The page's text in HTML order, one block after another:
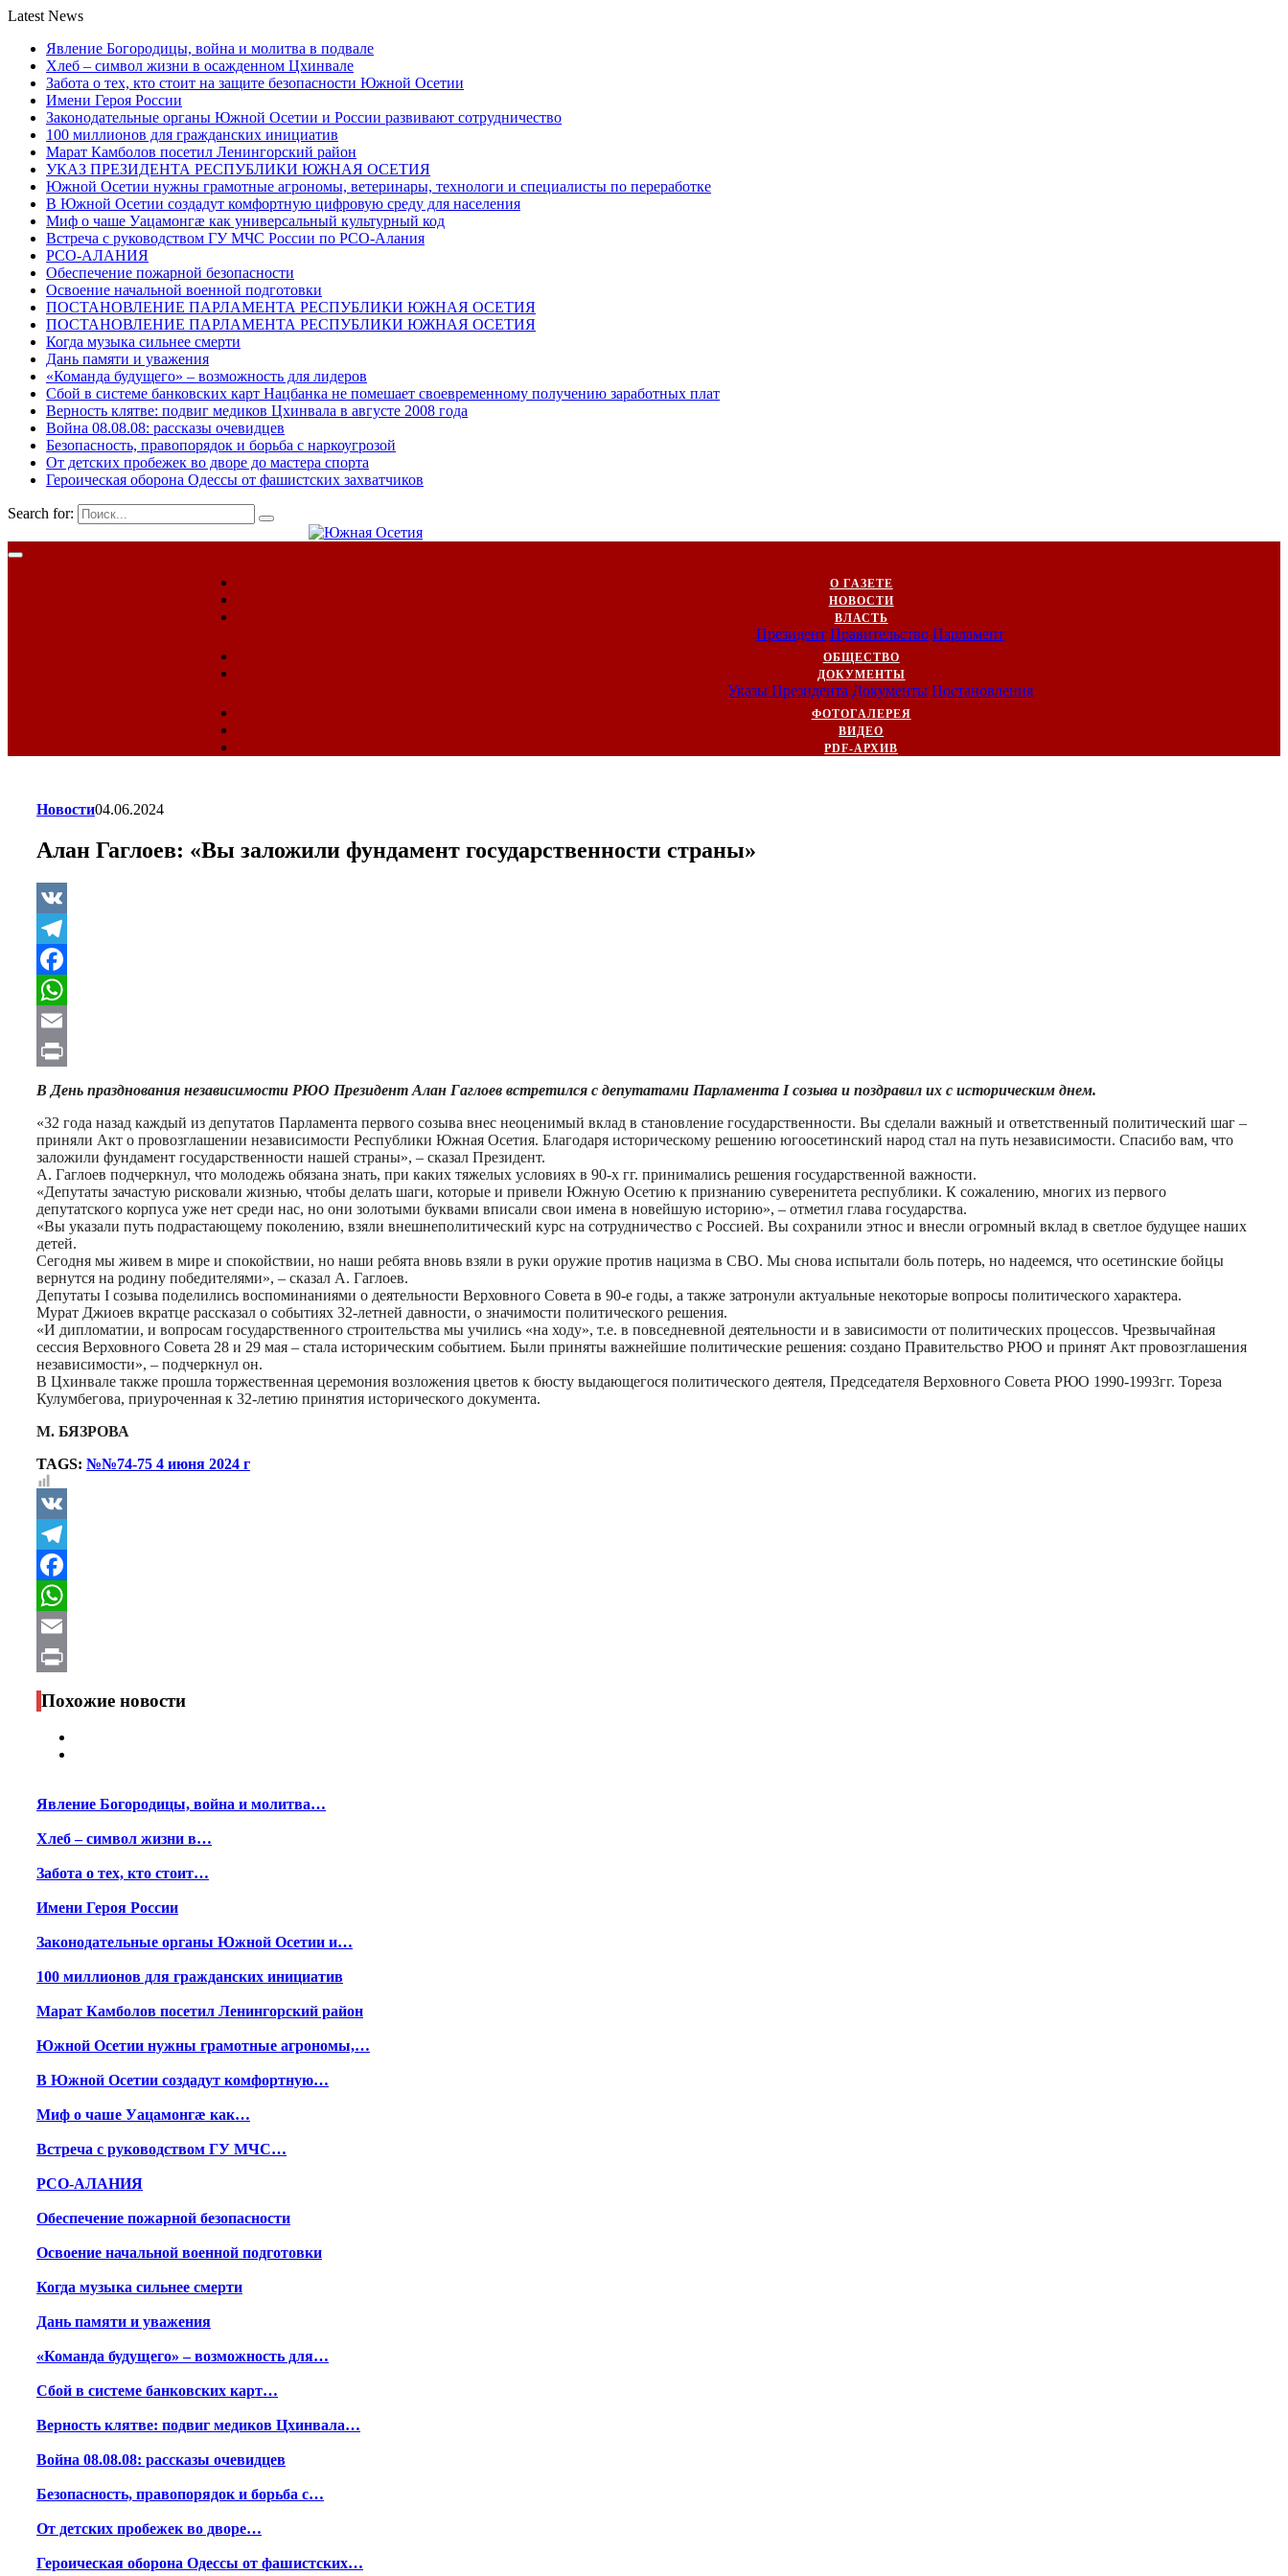
Latest News
Явление Богородицы, война и молитва в подвале
Хлеб – символ жизни в осажденном Цхинвале
Забота о тех, кто стоит на защите безопасности Южной Осетии
Имени Героя России
Законодательные органы Южной Осетии и России развивают сотрудничество
100 миллионов для гражданских инициатив
Марат Камболов посетил Ленингорский район
УКАЗ ПРЕЗИДЕНТА РЕСПУБЛИКИ ЮЖНАЯ ОСЕТИЯ
Южной Осетии нужны грамотные агрономы, ветеринары, технологи и специалисты по переработке
В Южной Осетии создадут комфортную цифровую среду для населения
Миф о чаше Уацамонгæ как универсальный культурный код
Встреча с руководством ГУ МЧС России по РСО-Алания
РСО-АЛАНИЯ
Обеспечение пожарной безопасности
Освоение начальной военной подготовки
ПОСТАНОВЛЕНИЕ ПАРЛАМЕНТА РЕСПУБЛИКИ ЮЖНАЯ ОСЕТИЯ
ПОСТАНОВЛЕНИЕ ПАРЛАМЕНТА РЕСПУБЛИКИ ЮЖНАЯ ОСЕТИЯ
Когда музыка сильнее смерти
Дань памяти и уважения
«Команда будущего» – возможность для лидеров
Сбой в системе банковских карт Нацбанка не помешает своевременному получению заработных плат
Верность клятве: подвиг медиков Цхинвала в августе 2008 года
Война 08.08.08: рассказы очевидцев
Безопасность, правопорядок и борьба с наркоугрозой
От детских пробежек во дворе до мастера спорта
Героическая оборона Одессы от фашистских захватчиков
Search for:
О ГАЗЕТЕ
НОВОСТИ
ВЛАСТЬ
Президент Правительство Парламент
ОБЩЕСТВО
ДОКУМЕНТЫ
Указы Президента Документы Постановления
ФОТОГАЛЕРЕЯ
ВИДЕО
PDF-АРХИВ
Новости04.06.2024
Алан Гаглоев: «Вы заложили фундамент государственности страны»
VK
Telegram
Facebook
WhatsApp
Email
Print
В День празднования независимости РЮО Президент Алан Гаглоев встретился с депутатами Парламента I созыва и поздравил их с историческим днем.
«32 года назад каждый из депутатов Парламента первого созыва внес неоценимый вклад в становление государственности. Вы сделали важный и ответственный политический шаг –
приняли Акт о провозглашении независимости Республики Южная Осетия. Благодаря историческому решению югоосетинский народ стал на путь независимости. Спасибо вам, что
заложили фундамент государственности нашей страны», – сказал Президент.
А. Гаглоев подчеркнул, что молодежь обязана знать, при каких тяжелых условиях в 90-х гг. принимались решения государственной важности.
«Депутаты зачастую рисковали жизнью, чтобы делать шаги, которые и привели Южную Осетию к признанию суверенитета республики. К сожалению, многих из первого
депутатского корпуса уже нет среди нас, но они золотыми буквами вписали свои имена в новейшую историю», – отметил глава государства.
«Вы указали путь подрастающему поколению, взяли внешнеполитический курс на сотрудничество с Россией. Вы сохранили этнос и внесли огромный вклад в светлое будущее наших
детей.
Сегодня мы живем в мире и спокойствии, но наши ребята вновь взяли в руки оружие против нацизма в СВО. Мы снова испытали боль потерь, но надеемся, что осетинские бойцы
вернутся на родину победителями», – сказал А. Гаглоев.
Депутаты I созыва поделились воспоминаниями о деятельности Верховного Совета в 90-е годы, а также затронули актуальные некоторые вопросы политического характера.
Мурат Джиоев вкратце рассказал о событиях 32-летней давности, о значимости политического решения.
«И дипломатии, и вопросам государственного строительства мы учились «на ходу», т.е. в повседневной деятельности и в зависимости от политических процессов. Чрезвычайная
сессия Верховного Совета 28 и 29 мая – стала историческим событием. Были приняты важнейшие политические решения: создано Правительство РЮО и принят Акт провозглашения
независимости», – подчеркнул он.
В Цхинвале также прошла торжественная церемония возложения цветов к бюсту выдающегося политического деятеля, Председателя Верховного Совета РЮО 1990-1993гг. Тореза
Кулумбегова, приуроченная к 32-летию принятия исторического документа.
М. БЯЗРОВА
TAGS: №№74-75 4 июня 2024 г
VK
Telegram
Facebook
WhatsApp
Email
Print
Похожие новости
Явление Богородицы, война и молитва…
Хлеб – символ жизни в…
Забота о тех, кто стоит…
Имени Героя России
Законодательные органы Южной Осетии и…
100 миллионов для гражданских инициатив
Марат Камболов посетил Ленингорский район
Южной Осетии нужны грамотные агрономы,…
В Южной Осетии создадут комфортную…
Миф о чаше Уацамонгæ как…
Встреча с руководством ГУ МЧС…
РСО-АЛАНИЯ
Обеспечение пожарной безопасности
Освоение начальной военной подготовки
Когда музыка сильнее смерти
Дань памяти и уважения
«Команда будущего» – возможность для…
Сбой в системе банковских карт…
Верность клятве: подвиг медиков Цхинвала…
Война 08.08.08: рассказы очевидцев
Безопасность, правопорядок и борьба с…
От детских пробежек во дворе…
Героическая оборона Одессы от фашистских…